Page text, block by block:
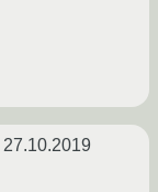
27.10.2019